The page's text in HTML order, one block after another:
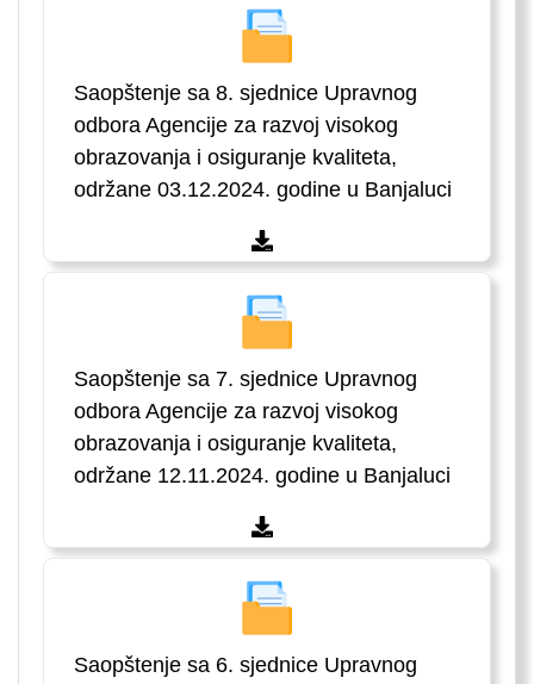
Saopštenje sa 8. sjednice Upravnog
odbora Agencije za razvoj visokog
obrazovanja i osiguranje kvaliteta,
održane 03.12.2024. godine u Banjaluci
Saopštenje sa 7. sjednice Upravnog
odbora Agencije za razvoj visokog
obrazovanja i osiguranje kvaliteta,
održane 12.11.2024. godine u Banjaluci
Saopštenje sa 6. sjednice Upravnog